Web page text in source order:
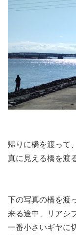
帰りに橋を渡って
真に見える橋を渡
下の写真の橋を
来る途中、リアシ
一番小さいギヤに